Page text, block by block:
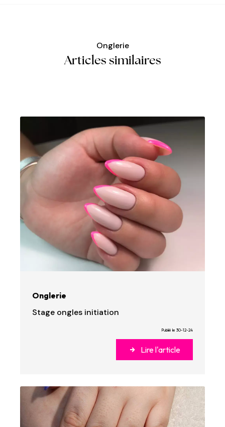
Onglerie
Articles similaires
Onglerie
Stage ongles initiation
Publié le 30-12-24
Lire l'article